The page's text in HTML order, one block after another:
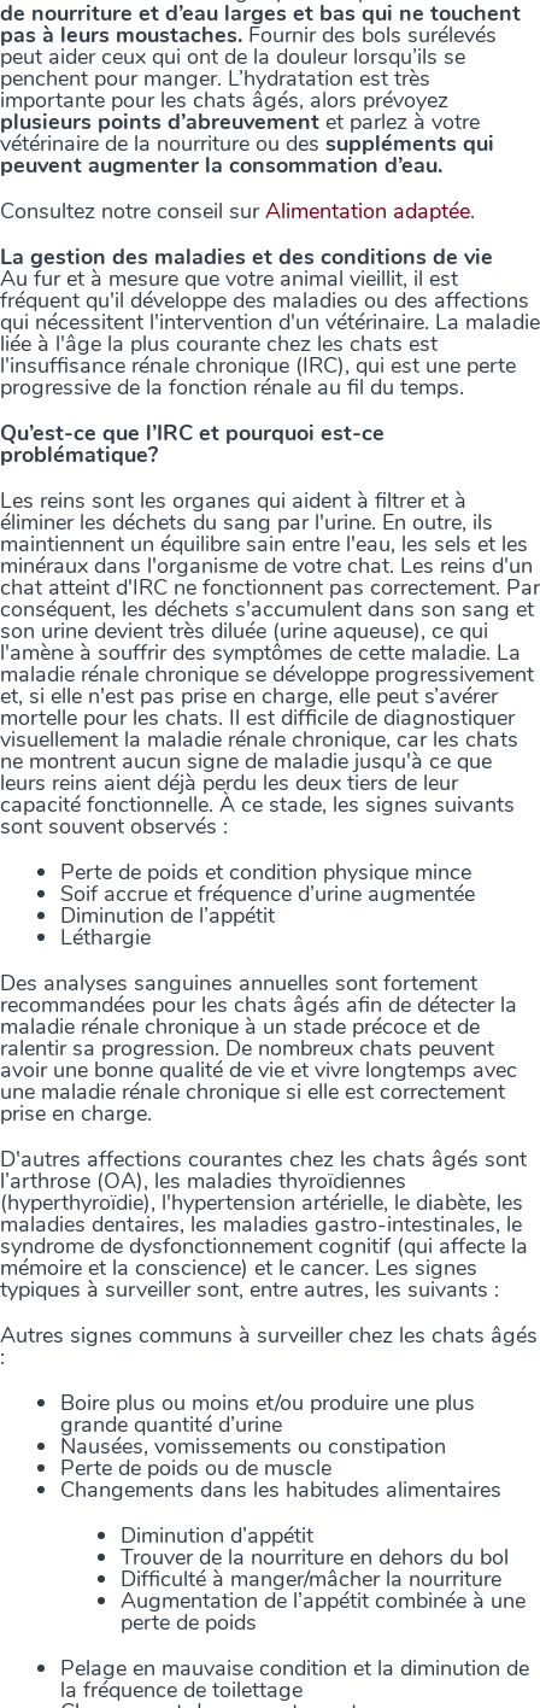
de nourriture et d’eau larges et bas qui ne touchent
pas à leurs moustaches. Fournir des bols surélevés
peut aider ceux qui ont de la douleur lorsqu’ils se
penchent pour manger. L’hydratation est très
importante pour les chats âgés, alors prévoyez
plusieurs points d’abreuvement et parlez à votre
vétérinaire de la nourriture ou des suppléments qui
peuvent augmenter la consommation d’eau.
Consultez notre conseil surAlimentation adaptée.
La gestion des maladies et des conditions de vie
Au fur et à mesure que votre animal vieillit, il est
fréquent qu'il développe des maladies ou des affections
qui nécessitent l'intervention d'un vétérinaire. La maladie
liée à l'âge la plus courante chez les chats est
l'insuffisance rénale chronique (IRC), qui est une perte
progressive de la fonction rénale au fil du temps.
Qu’est-ce que l’IRC et pourquoi est-ce
problématique?
Les reins sont les organes qui aident à filtrer et à
éliminer les déchets du sang par l'urine. En outre, ils
maintiennent un équilibre sain entre l'eau, les sels et les
minéraux dans l'organisme de votre chat. Les reins d'un
chat atteint d'IRC ne fonctionnent pas correctement. Par
conséquent, les déchets s'accumulent dans son sang et
son urine devient très diluée (urine aqueuse), ce qui
l'amène à souffrir des symptômes de cette maladie. La
maladie rénale chronique se développe progressivement
et, si elle n'est pas prise en charge, elle peut s’avérer
mortelle pour les chats. Il est difficile de diagnostiquer
visuellement la maladie rénale chronique, car les chats
ne montrent aucun signe de maladie jusqu'à ce que
leurs reins aient déjà perdu les deux tiers de leur
capacité fonctionnelle. À ce stade, les signes suivants
sont souvent observés :
Perte de poids et condition physique mince
Soif accrue et fréquence d’urine augmentée
Diminution de l’appétit
Léthargie
Des analyses sanguines annuelles sont fortement
recommandées pour les chats âgés afin de détecter la
maladie rénale chronique à un stade précoce et de
ralentir sa progression. De nombreux chats peuvent
avoir une bonne qualité de vie et vivre longtemps avec
une maladie rénale chronique si elle est correctement
prise en charge.
D'autres affections courantes chez les chats âgés sont
l’arthrose (OA), les maladies thyroïdiennes
(hyperthyroïdie), l'hypertension artérielle, le diabète, les
maladies dentaires, les maladies gastro-intestinales, le
syndrome de dysfonctionnement cognitif (qui affecte la
mémoire et la conscience) et le cancer. Les signes
typiques à surveiller sont, entre autres, les suivants :
Autres signes communs à surveiller chez les chats âgés
:
Boire plus ou moins et/ou produire une plus
grande quantité d’urine
Nausées, vomissements ou constipation
Perte de poids ou de muscle
Changements dans les habitudes alimentaires
Diminution d’appétit
Trouver de la nourriture en dehors du bol
Difficulté à manger/mâcher la nourriture
Augmentation de l’appétit combinée à une
perte de poids
Pelage en mauvaise condition et la diminution de
la fréquence de toilettage